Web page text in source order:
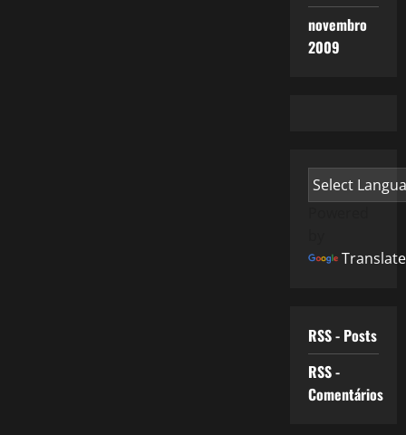
novembro
2009
Translate
RSS - Posts
RSS -
Comentários